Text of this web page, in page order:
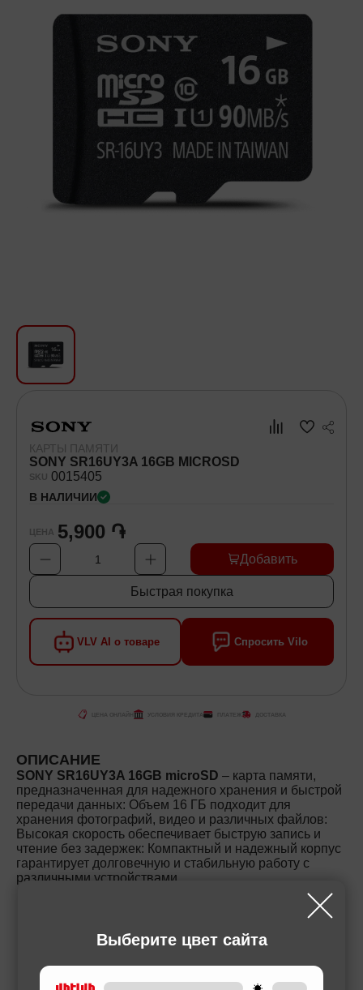
Выберите цвет сайта
Для кухни
Аудиотехника для автомобилей
Инструменты
Санкерамика
Посуда
VLV AI о товаре Спросить Vilo
КАРТЫ ПАМЯТИ
SONY SR16UY3A 16GB MICROSD
SKU 0015405
В НАЛИЧИИ
ЦЕНА 5,900 ֏
1 Добавить
Быстрая покупка
ЦЕНА ОНЛАЙН УСЛОВИЯ КРЕДИТА ПЛАТЕЖ ДОСТАВКА
ОПИСАНИЕ
SONY SR16UY3A 16GB microSD – карта памяти,
предназначенная для надежного хранения и быстрой
передачи данных: Объем 16 ГБ подходит для
хранения фотографий, видео и различных файлов:
Высокая скорость обеспечивает быструю запись и
чтение без задержек: Компактный и надежный корпус
гарантирует долговечную и стабильную работу с
различными устройствами.